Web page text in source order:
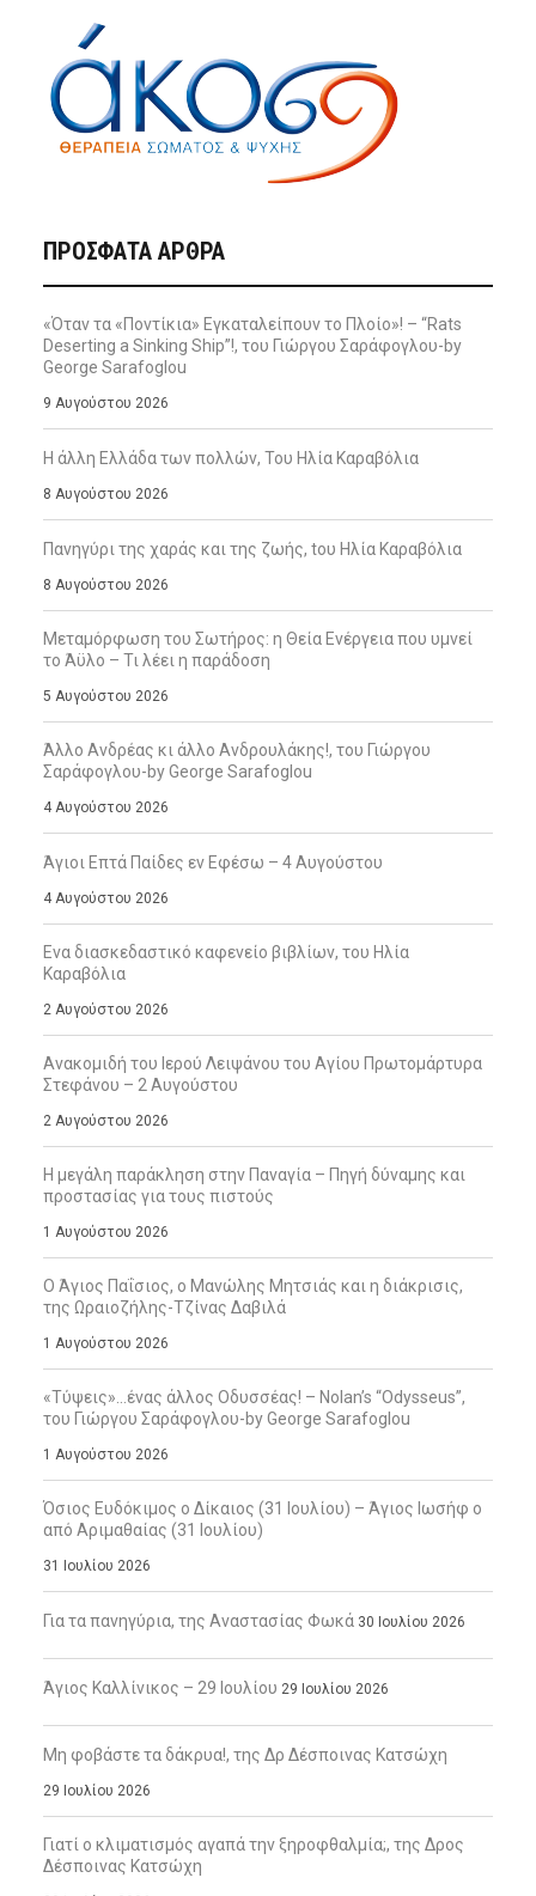
ΠΡΌΣΦΑΤΑ ΆΡΘΡΑ
«Όταν τα «Ποντίκια» Εγκαταλείπουν το Πλοίο»! – “Rats
Deserting a Sinking Ship”!, του Γιώργου Σαράφογλου-by
George Sarafoglou
9 Αυγούστου 2026
Η άλλη Ελλάδα των πολλών, Του Ηλία Καραβόλια
8 Αυγούστου 2026
Πανηγύρι της χαράς και της ζωής, tου Ηλία Καραβόλια
8 Αυγούστου 2026
Μεταμόρφωση του Σωτήρος: η Θεία Ενέργεια που υμνεί
το Άϋλο – Τι λέει η παράδοση
5 Αυγούστου 2026
Άλλο Ανδρέας κι άλλο Ανδρουλάκης!, του Γιώργου
Σαράφογλου-by George Sarafoglou
4 Αυγούστου 2026
Άγιοι Επτά Παίδες εν Εφέσω – 4 Αυγούστου
4 Αυγούστου 2026
Ενα διασκεδαστικό καφενείο βιβλίων, του Ηλία
Καραβόλια
2 Αυγούστου 2026
Ανακομιδή του Ιερού Λειψάνου του Αγίου Πρωτομάρτυρα
Στεφάνου – 2 Αυγούστου
2 Αυγούστου 2026
Η μεγάλη παράκληση στην Παναγία – Πηγή δύναμης και
προστασίας για τους πιστούς
1 Αυγούστου 2026
Ο Άγιος Παΐσιος, ο Μανώλης Μητσιάς και η διάκρισις,
της Ωραιοζήλης-Τζίνας Δαβιλά
1 Αυγούστου 2026
«Τύψεις»…ένας άλλος Οδυσσέας! – Nolan’s “Odysseus”,
του Γιώργου Σαράφογλου-by George Sarafoglou
1 Αυγούστου 2026
Όσιος Ευδόκιμος ο Δίκαιος (31 Ιουλίου) – Άγιος Ιωσήφ ο
από Αριμαθαίας (31 Ιουλίου)
31 Ιουλίου 2026
Για τα πανηγύρια, της Αναστασίας Φωκά 30 Ιουλίου 2026
Άγιος Καλλίνικος – 29 Ιουλίου 29 Ιουλίου 2026
Μη φοβάστε τα δάκρυα!, της Δρ Δέσποινας Κατσώχη
29 Ιουλίου 2026
Γιατί ο κλιματισμός αγαπά την ξηροφθαλμία;, της Δρος
Δέσποινας Κατσώχη